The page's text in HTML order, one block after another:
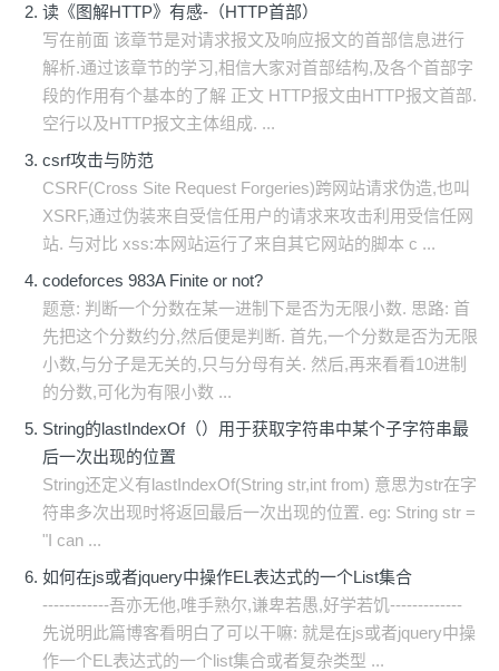
读《图解HTTP》有感-（HTTP首部）
写在前面 该章节是对请求报文及响应报文的首部信息进行
解析.通过该章节的学习,相信大家对首部结构,及各个首部字
段的作用有个基本的了解 正文 HTTP报文由HTTP报文首部.
空行以及HTTP报文主体组成. ...
csrf攻击与防范
CSRF(Cross Site Request Forgeries)跨网站请求伪造,也叫
XSRF,通过伪装来自受信任用户的请求来攻击利用受信任网
站. 与对比 xss:本网站运行了来自其它网站的脚本 c ...
codeforces 983A Finite or not?
题意: 判断一个分数在某一进制下是否为无限小数. 思路: 首
先把这个分数约分,然后便是判断. 首先,一个分数是否为无限
小数,与分子是无关的,只与分母有关. 然后,再来看看10进制
的分数,可化为有限小数 ...
String的lastIndexOf（）用于获取字符串中某个子字符串最
后一次出现的位置
String还定义有lastIndexOf(String str,int from) 意思为str在字
符串多次出现时将返回最后一次出现的位置. eg: String str =
"I can ...
如何在js或者jquery中操作EL表达式的一个List集合
------------吾亦无他,唯手熟尔,谦卑若愚,好学若饥-------------
先说明此篇博客看明白了可以干嘛: 就是在js或者jquery中操
作一个EL表达式的一个list集合或者复杂类型 ...